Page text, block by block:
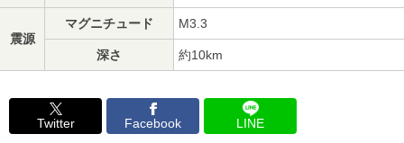
震源
マグニチュード M3.3
深さ 約10km
Twitter Facebook LINE